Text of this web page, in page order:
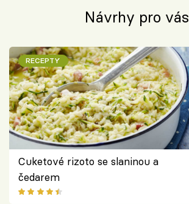
Návrhy pro vás
RECEPTY
Cuketové rizoto se slaninou a
čedarem